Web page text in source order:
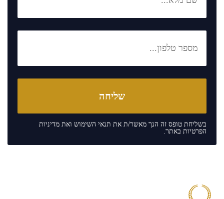
בשליחת טופס זה הנך מאשר/ת את תנאי השימוש ואת מדיניות
הפרטיות באתר.